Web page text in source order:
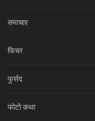
समाचार
फिचर
फुर्सद
फोटो कथा